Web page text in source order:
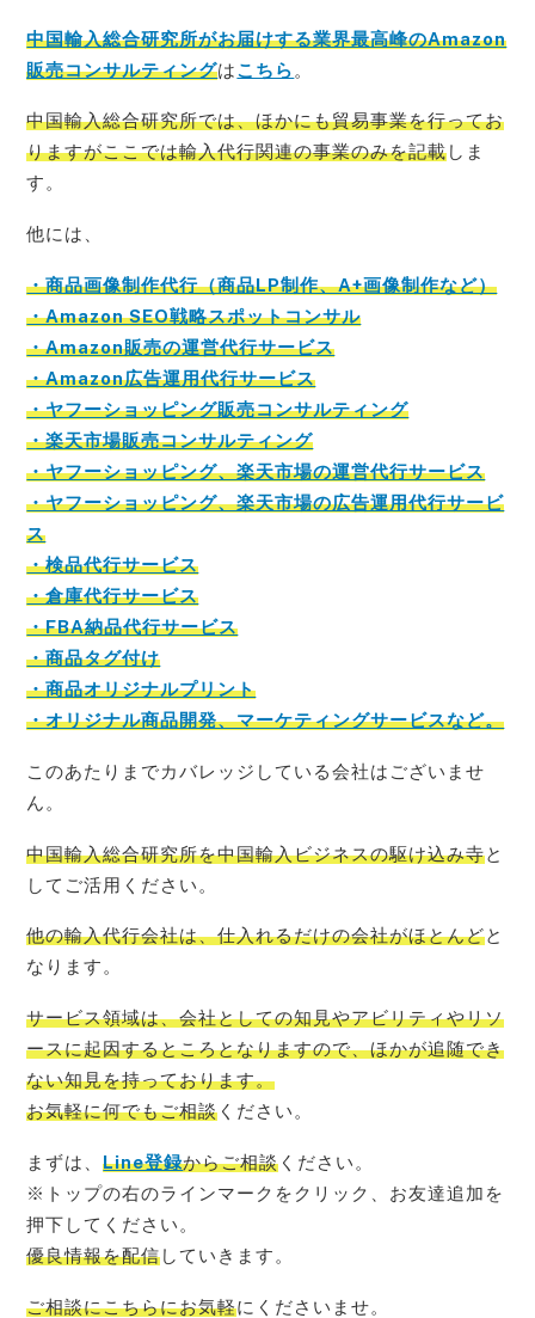
中国輸入総合研究所がお届けする業界最高峰のAmazon
販売コンサルティングはこちら 。
中国輸入総合研究所では、ほかにも貿易事業を行ってお
りますがここでは輸入代行関連の事業のみを記載しま
す。
他には、
・商品画像制作代行（商品LP制作、A+画像制作など）
・Amazon SEO戦略スポットコンサル
・Amazon販売の運営代行サービス
・Amazon広告運用代行サービス
・ヤフーショッピング販売コンサルティング
・楽天市場販売コンサルティング
・ヤフーショッピング、楽天市場の運営代行サービス
・ヤフーショッピング、楽天市場の広告運用代行サービ
ス
・検品代行サービス
・倉庫代行サービス
・FBA納品代行サービス
・商品タグ付け
・商品オリジナルプリント
・オリジナル商品開発、マーケティングサービスなど。
このあたりまでカバレッジしている会社はございませ
ん。
中国輸入総合研究所を中国輸入ビジネスの駆け込み寺と
してご活用ください。
他の輸入代行会社は、仕入れるだけの会社がほとんどと
なります。
サービス領域は、会社としての知見やアビリティやリソ
ースに起因するところとなりますので、ほかが追随でき
ない知見を持っております。
お気軽に何でもご相談 ください。
まずは、Line登録からご相談 ください。
※トップの右のラインマークをクリック、お友達追加を
押下してください。
優良情報を配信していきます。
ご相談にこちらにお気軽にくださいませ。